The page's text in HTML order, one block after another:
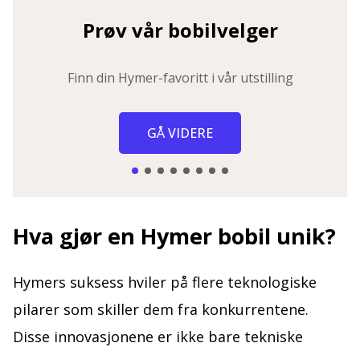
Prøv vår bobilvelger
Finn din Hymer-favoritt i vår utstilling
GÅ VIDERE
Hva gjør en Hymer bobil unik?
Hymers suksess hviler på flere teknologiske
pilarer som skiller dem fra konkurrentene.
Disse innovasjonene er ikke bare tekniske